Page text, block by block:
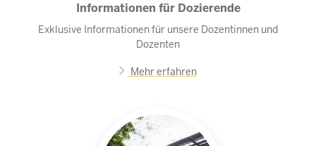
Informationen für Dozierende
Exklusive Informationen für unsere Dozentinnen und
Dozenten
Mehr erfahren